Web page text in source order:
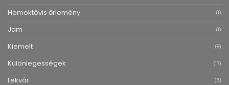
Homoktövis őrlemény (1)
Jam (1)
Kiemelt (8)
Különlegességek (17)
Lekvár (5)